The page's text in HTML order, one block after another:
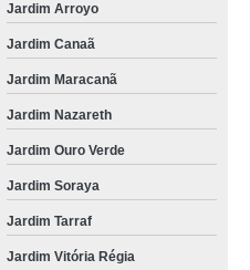
Jardim Arroyo
Jardim Canaã
Jardim Maracanã
Jardim Nazareth
Jardim Ouro Verde
Jardim Soraya
Jardim Tarraf
Jardim Vitória Régia